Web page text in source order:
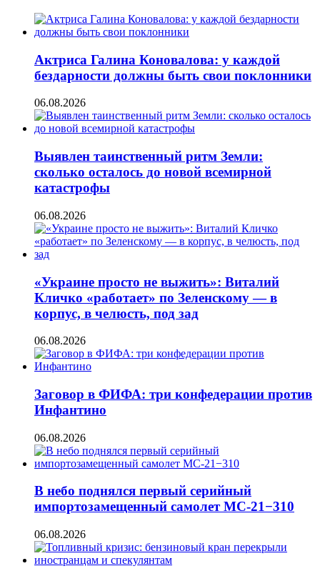
Актриса Галина Коновалова: у каждой
бездарности должны быть свои поклонники
06.08.2026
Выявлен таинственный ритм Земли:
сколько осталось до новой всемирной
катастрофы
06.08.2026
«Украине просто не выжить»: Виталий
Кличко «работает» по Зеленскому — в
корпус, в челюсть, под зад
06.08.2026
Заговор в ФИФА: три конфедерации против
Инфантино
06.08.2026
В небо поднялся первый серийный
импортозамещенный самолет МС-21−310
06.08.2026